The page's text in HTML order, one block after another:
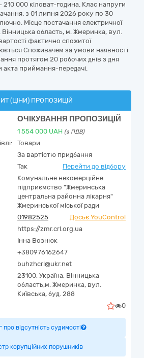
210 000 кіловат-година. Клас напруги
з 01 липня 2026 року по 30
Місце постачання електричної
Вінницька область, м. Жмеринка, вул.
фактично спожитої
Споживачем за умови наявності
протягом 20 робочих днів з дня
акта приймання-передачі.
(ЦІНИ) ПРОПОЗИЦІЙ
ОЧІКУВАННЯ ПРОПОЗИЦІЙ
1 554 000 UAH (з ПДВ)
Товари
За вартістю придбання
Так Перейти до відбору
Комунальне некомерційне
підприємство "Жмеринська
центральна районна лікарня"
Жмеринської міської ради
01982525
Досьє YouControl
https://zmr.crl.org.ua
Інна Вознюк
+380976162647
buhzhcrl@ukr.net
23100, Україна, Вінницька
область,м. Жмеринка, вул.
Київська, буд. 288
0
про відсутність судимості
корупційних порушників